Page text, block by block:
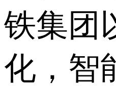
铁集团
化，智